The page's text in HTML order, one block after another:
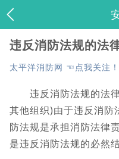
违反消防法规的法
太平洋消防网 ☜点我关注！
违反消防法规的法律
其他组织)由于违反消防
防法规是承担消防法律
是违反消防法规的必然结